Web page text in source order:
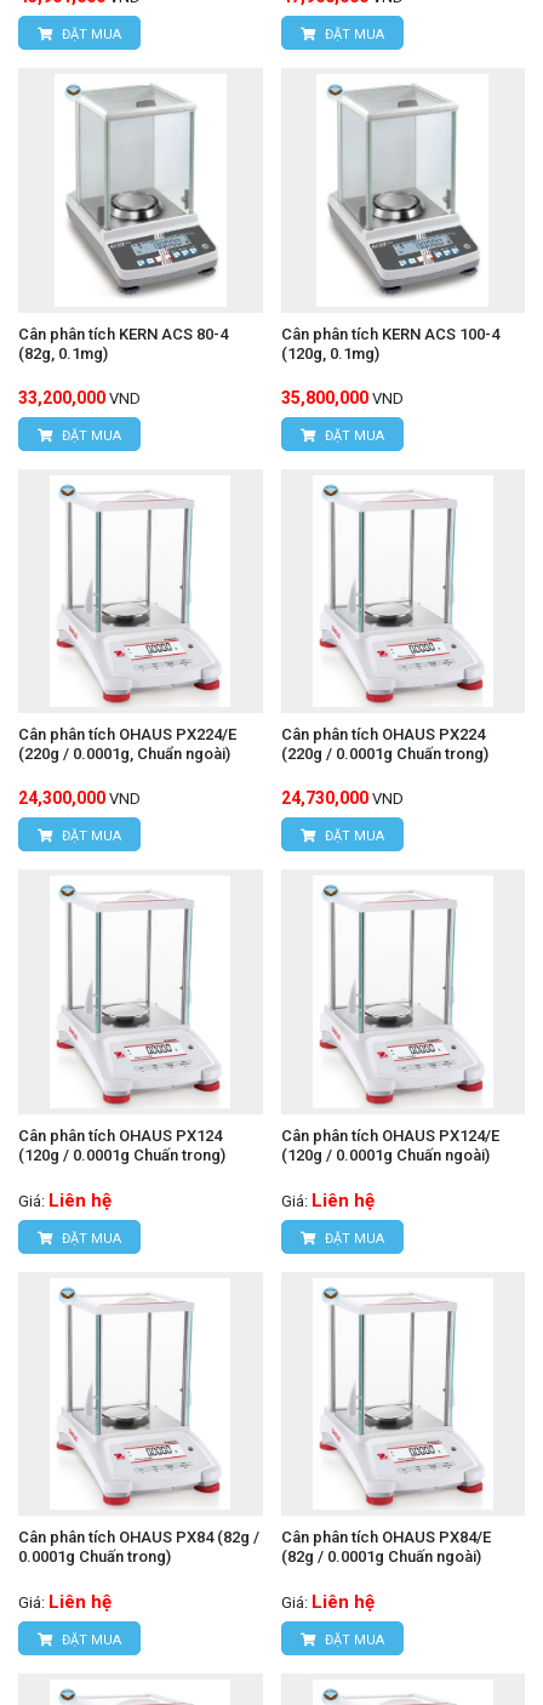
ĐẶT MUA ĐẶT MUA
Cân phân tích KERN ACS 80-4
(82g, 0.1mg)
33,200,000 VND
ĐẶT MUA
Cân phân tích KERN ACS 100-4
(120g, 0.1mg)
35,800,000 VND
ĐẶT MUA
Cân phân tích OHAUS PX224/E
(220g / 0.0001g, Chuẩn ngoài)
24,300,000 VND
ĐẶT MUA
Cân phân tích OHAUS PX224
(220g / 0.0001g Chuấn trong)
24,730,000 VND
ĐẶT MUA
Cân phân tích OHAUS PX124
(120g / 0.0001g Chuấn trong)
Giá: Liên hệ
ĐẶT MUA
Cân phân tích OHAUS PX124/E
(120g / 0.0001g Chuấn ngoài)
Giá: Liên hệ
ĐẶT MUA
Cân phân tích OHAUS PX84 (82g /
0.0001g Chuấn trong)
Giá: Liên hệ
ĐẶT MUA
Cân phân tích OHAUS PX84/E
(82g / 0.0001g Chuấn ngoài)
Giá: Liên hệ
ĐẶT MUA